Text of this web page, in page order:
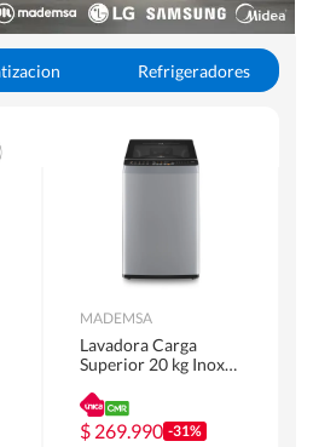
Refrigeradores
MADEMSA
Lavadora Carga
Superior 20 kg Inox
$ 269.990 -31%